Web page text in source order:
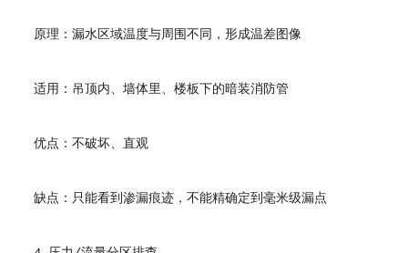
原理：漏水区域温度与周围不同，形成温差图像
适用：吊顶内、墙体里、楼板下的暗装消防管
优点：不破坏、直观
缺点：只能看到渗漏痕迹，不能精确定到毫米级漏点